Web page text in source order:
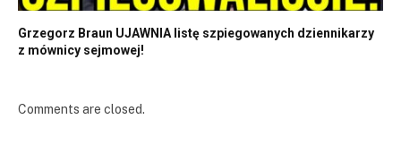
Grzegorz Braun UJAWNIA listę szpiegowanych dziennikarzy
z mównicy sejmowej!
Comments are closed.